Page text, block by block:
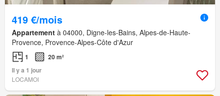
419 €/mois
Appartement à 04000, Digne-les-Bains, Alpes-de-Haute-
Provence, Provence-Alpes-Côte d'Azur
1
20 m²
Il y a 1 jour
LOCAMOI